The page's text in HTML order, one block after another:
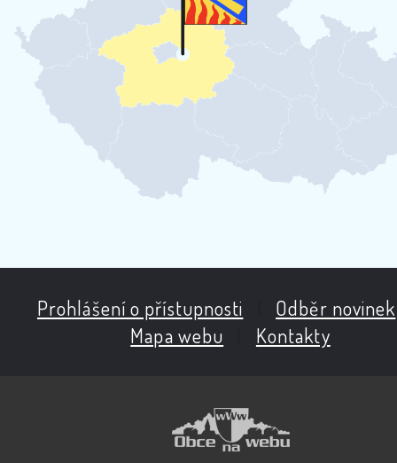
Prohlášení o přístupnosti Odběr novinek
Mapa webu
Kontakty